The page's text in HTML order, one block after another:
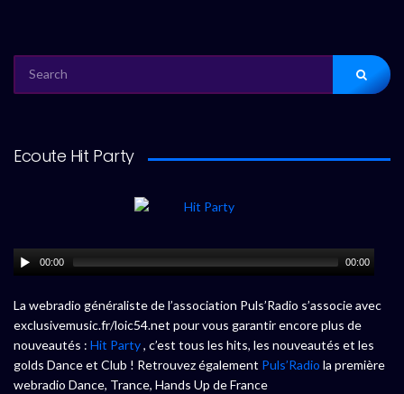
FOR:
Ecoute Hit Party
00:00 00:00
La webradio généraliste de l’association Puls’Radio s’associe avec
exclusivemusic.fr/loic54.net pour vous garantir encore plus de
nouveautés : Hit Party, c’est tous les hits, les nouveautés et les
golds Dance et Club ! Retrouvez également Puls’Radio la première
webradio Dance, Trance, Hands Up de France